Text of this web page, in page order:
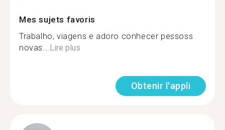
Mes sujets favoris
Trabalho, viagens e adoro conhecer pessoss
novas... Lire plus
Obtenir l'appli